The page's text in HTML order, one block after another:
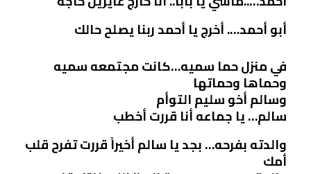
أبو أحمد…. أخرج يا أحمد ربنا يصلح حالك
في منزل حما سميه…كانت مجتمعه سميه
وحماها وحماتها
وسالم أخو سليم التوأم
سالم… يا جماعه أنا قررت أخطب
والدته بفرحه… بجد يا سالم أخيراً قررت تفرح قلب
أمك